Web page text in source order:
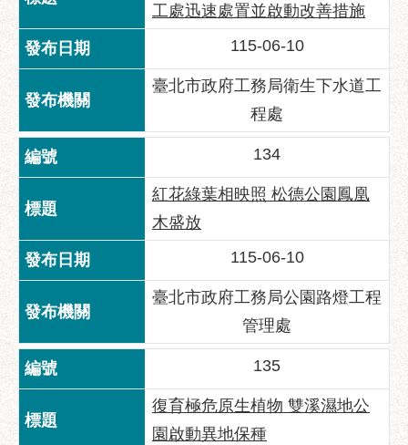
工處迅速處置並啟動改善措施
115-06-10
臺北市政府工務局衛生下水道工
程處
134
紅花綠葉相映照 松德公園鳳凰
木盛放
115-06-10
臺北市政府工務局公園路燈工程
管理處
135
復育極危原生植物 雙溪濕地公
園啟動異地保種